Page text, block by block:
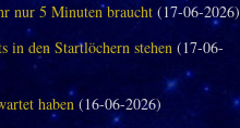
nur 5 Minuten braucht(17-06-2026)
in den Startlöchern stehen(17-06-
haben(16-06-2026)